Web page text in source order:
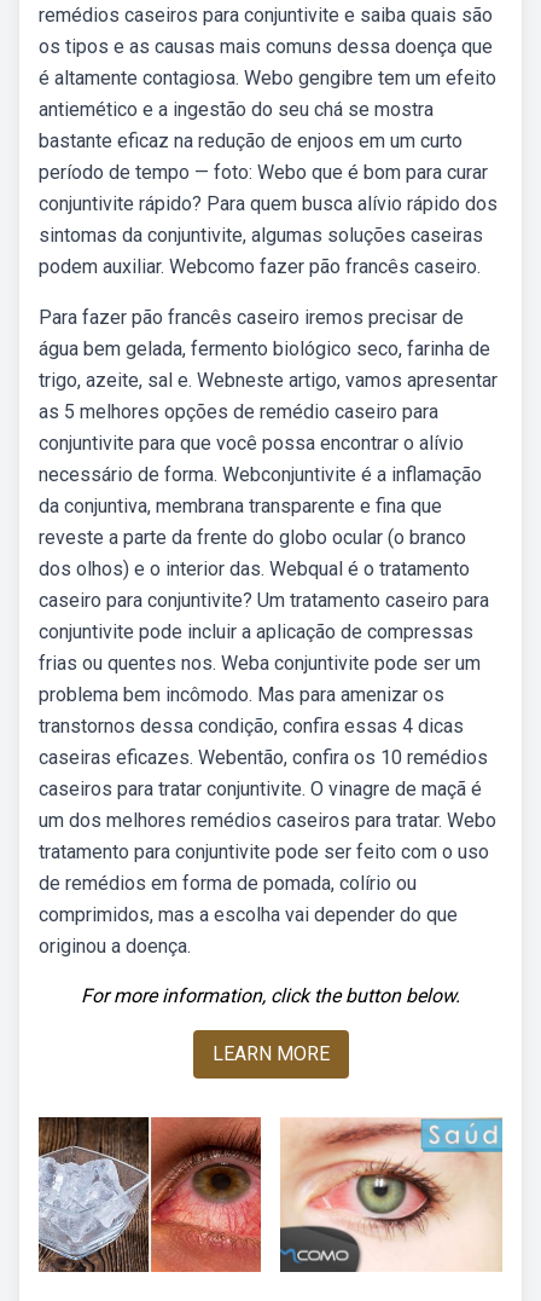
remédios caseiros para conjuntivite e saiba quais são
os tipos e as causas mais comuns dessa doença que
é altamente contagiosa. Webo gengibre tem um efeito
antiemético e a ingestão do seu chá se mostra
bastante eficaz na redução de enjoos em um curto
período de tempo — foto: Webo que é bom para curar
conjuntivite rápido? Para quem busca alívio rápido dos
sintomas da conjuntivite, algumas soluções caseiras
podem auxiliar. Webcomo fazer pão francês caseiro.
Para fazer pão francês caseiro iremos precisar de
água bem gelada, fermento biológico seco, farinha de
trigo, azeite, sal e. Webneste artigo, vamos apresentar
as 5 melhores opções de remédio caseiro para
conjuntivite para que você possa encontrar o alívio
necessário de forma. Webconjuntivite é a inflamação
da conjuntiva, membrana transparente e fina que
reveste a parte da frente do globo ocular (o branco
dos olhos) e o interior das. Webqual é o tratamento
caseiro para conjuntivite? Um tratamento caseiro para
conjuntivite pode incluir a aplicação de compressas
frias ou quentes nos. Weba conjuntivite pode ser um
problema bem incômodo. Mas para amenizar os
transtornos dessa condição, confira essas 4 dicas
caseiras eficazes. Webentão, confira os 10 remédios
caseiros para tratar conjuntivite. O vinagre de maçã é
um dos melhores remédios caseiros para tratar. Webo
tratamento para conjuntivite pode ser feito com o uso
de remédios em forma de pomada, colírio ou
comprimidos, mas a escolha vai depender do que
originou a doença.
For more information, click the button below.
LEARN MORE